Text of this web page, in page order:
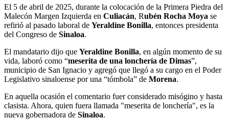
El 5 de abril de 2025, durante la colocación de la Primera Piedra del
Malecón Margen Izquierda en Culiacán, Rubén Rocha Moya se
refirió al pasado laboral de Yeraldine Bonilla, entonces presidenta
del Congreso de Sinaloa.
El mandatario dijo que Yeraldine Bonilla, en algún momento de su
vida, laboró como “meserita de una lonchería de Dimas”,
municipio de San Ignacio y agregó que llegó a su cargo en el Poder
Legislativo sinaloense por una “tómbola” de Morena.
En aquella ocasión el comentario fuer considerado misógino y hasta
clasista. Ahora, quien fuera llamada "meserita de lonchería", es la
nueva gobernadora de Sinaloa.